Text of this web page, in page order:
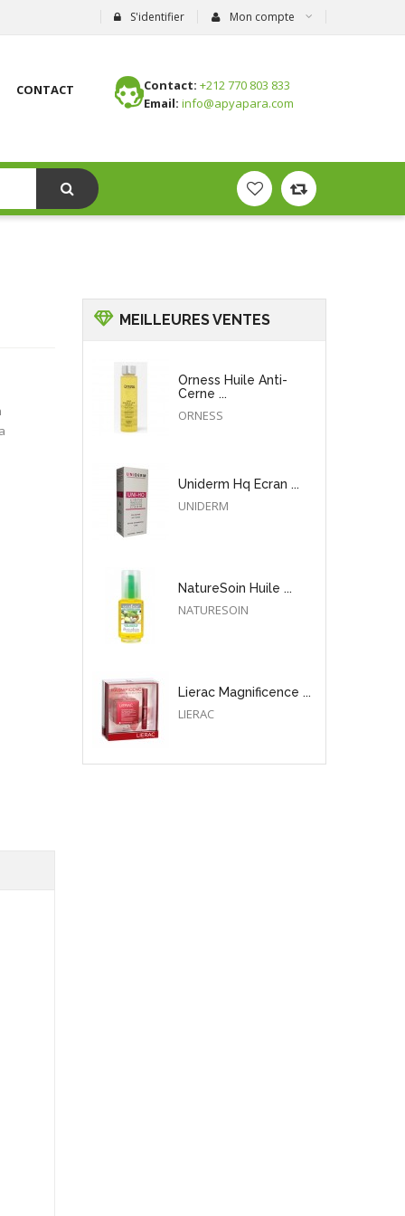
S'identifier Mon compte
CONTACT Contact: +212 770 803 833
Email: info@apyapara.com
MEILLEURES VENTES
Orness Huile Anti-
Cerne ...
ORNESS
Uniderm Hq Ecran ...
UNIDERM
NatureSoin Huile ...
NATURESOIN
Lierac Magnificence ...
LIERAC